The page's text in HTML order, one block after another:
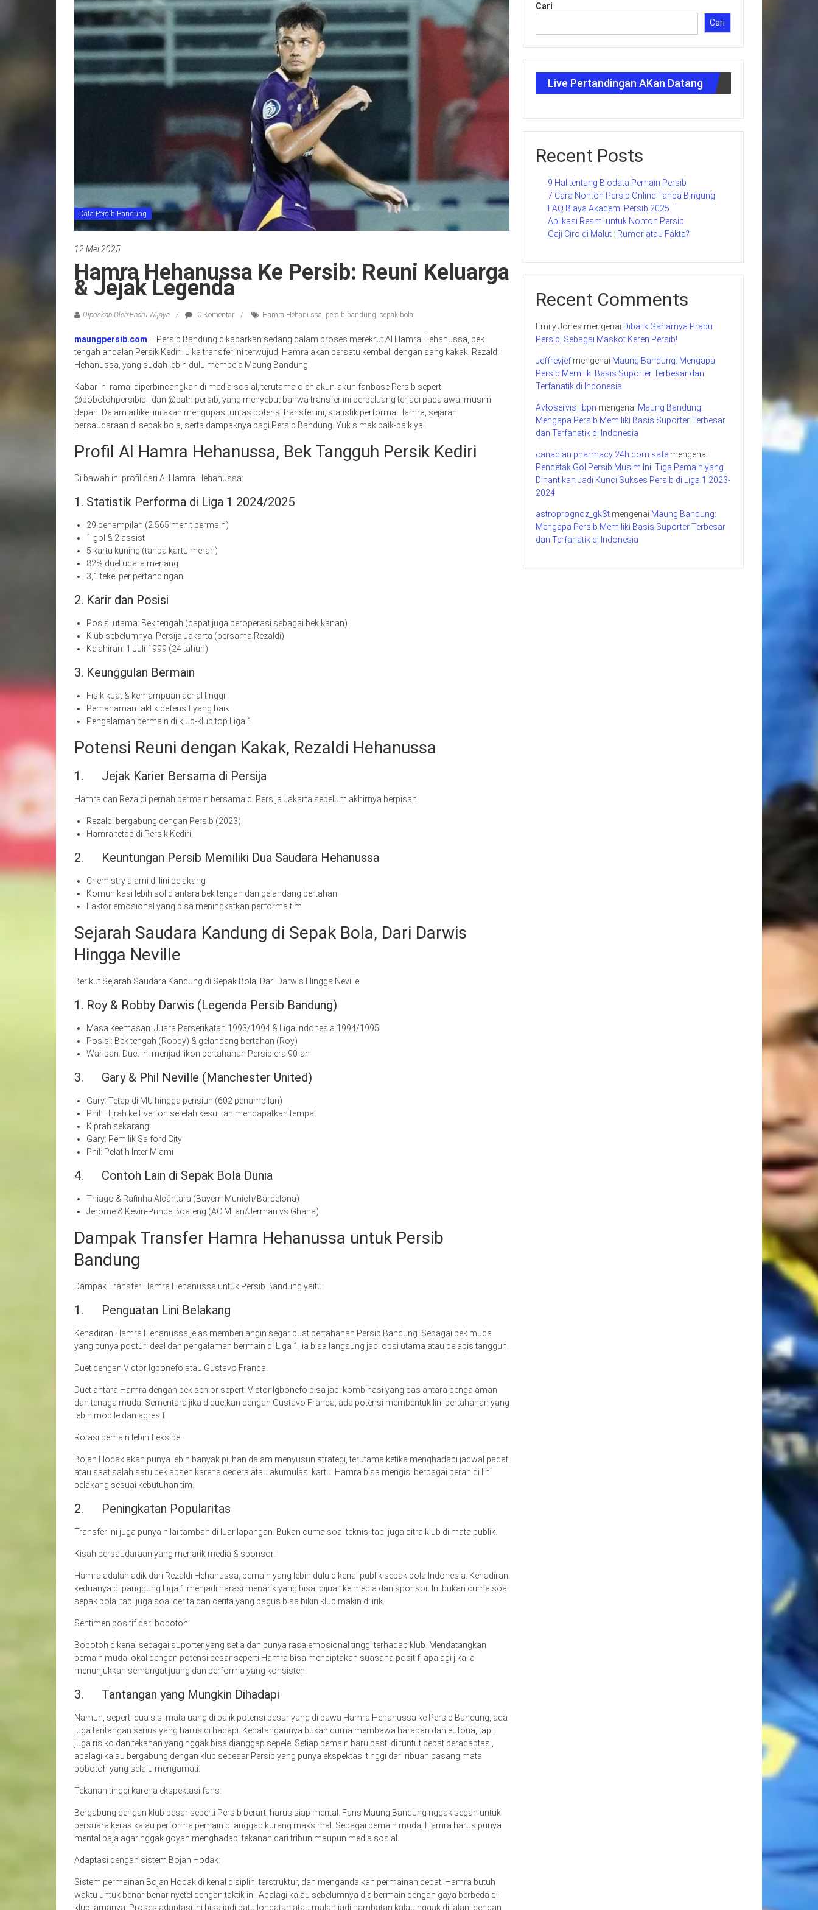
Data Persib Bandung
12 Mei 2025
Hamra Hehanussa Ke Persib: Reuni Keluarga
& Jejak Legenda
Diposkan Oleh:Endru Wijaya 0 Komentar Hamra Hehanussa, persib bandung, sepak bola
maungpersib.com – Persib Bandung dikabarkan sedang dalam proses merekrut Al Hamra Hehanussa, bek
tengah andalan Persik Kediri. Jika transfer ini terwujud, Hamra akan bersatu kembali dengan sang kakak, Rezaldi
Hehanussa, yang sudah lebih dulu membela Maung Bandung.
Kabar ini ramai diperbincangkan di media sosial, terutama oleh akun-akun fanbase Persib seperti
@bobotohpersibid_ dan @path.persib, yang menyebut bahwa transfer ini berpeluang terjadi pada awal musim
depan. Dalam artikel ini akan mengupas tuntas potensi transfer ini, statistik performa Hamra, sejarah
persaudaraan di sepak bola, serta dampaknya bagi Persib Bandung. Yuk simak baik-baik ya!
Profil Al Hamra Hehanussa, Bek Tangguh Persik Kediri
Di bawah ini profil dari Al Hamra Hehanussa:
1. Statistik Performa di Liga 1 2024/2025
29 penampilan (2.565 menit bermain)
1 gol & 2 assist
5 kartu kuning (tanpa kartu merah)
82% duel udara menang
3,1 tekel per pertandingan
2. Karir dan Posisi
Posisi utama: Bek tengah (dapat juga beroperasi sebagai bek kanan)
Klub sebelumnya: Persija Jakarta (bersama Rezaldi)
Kelahiran: 1 Juli 1999 (24 tahun)
3. Keunggulan Bermain
Fisik kuat & kemampuan aerial tinggi
Pemahaman taktik defensif yang baik
Pengalaman bermain di klub-klub top Liga 1
Potensi Reuni dengan Kakak, Rezaldi Hehanussa
1. Jejak Karier Bersama di Persija
Hamra dan Rezaldi pernah bermain bersama di Persija Jakarta sebelum akhirnya berpisah:
Rezaldi bergabung dengan Persib (2023)
Hamra tetap di Persik Kediri
2. Keuntungan Persib Memiliki Dua Saudara Hehanussa
Chemistry alami di lini belakang
Komunikasi lebih solid antara bek tengah dan gelandang bertahan
Faktor emosional yang bisa meningkatkan performa tim
Sejarah Saudara Kandung di Sepak Bola, Dari Darwis
Hingga Neville
Berikut Sejarah Saudara Kandung di Sepak Bola, Dari Darwis Hingga Neville:
1. Roy & Robby Darwis (Legenda Persib Bandung)
Masa keemasan: Juara Perserikatan 1993/1994 & Liga Indonesia 1994/1995
Posisi: Bek tengah (Robby) & gelandang bertahan (Roy)
Warisan: Duet ini menjadi ikon pertahanan Persib era 90-an
3. Gary & Phil Neville (Manchester United)
Gary: Tetap di MU hingga pensiun (602 penampilan)
Phil: Hijrah ke Everton setelah kesulitan mendapatkan tempat
Kiprah sekarang:
Gary: Pemilik Salford City
Phil: Pelatih Inter Miami
4. Contoh Lain di Sepak Bola Dunia
Thiago & Rafinha Alcântara (Bayern Munich/Barcelona)
Jerome & Kevin-Prince Boateng (AC Milan/Jerman vs Ghana)
Dampak Transfer Hamra Hehanussa untuk Persib
Bandung
Dampak Transfer Hamra Hehanussa untuk Persib Bandung yaitu:
1. Penguatan Lini Belakang
Kehadiran Hamra Hehanussa jelas memberi angin segar buat pertahanan Persib Bandung. Sebagai bek muda
yang punya postur ideal dan pengalaman bermain di Liga 1, ia bisa langsung jadi opsi utama atau pelapis tangguh.
Duet dengan Victor Igbonefo atau Gustavo Franca:
Duet antara Hamra dengan bek senior seperti Victor Igbonefo bisa jadi kombinasi yang pas antara pengalaman
dan tenaga muda. Sementara jika diduetkan dengan Gustavo Franca, ada potensi membentuk lini pertahanan yang
lebih mobile dan agresif.
Rotasi pemain lebih fleksibel:
Bojan Hodak akan punya lebih banyak pilihan dalam menyusun strategi, terutama ketika menghadapi jadwal padat
atau saat salah satu bek absen karena cedera atau akumulasi kartu. Hamra bisa mengisi berbagai peran di lini
belakang sesuai kebutuhan tim.
2. Peningkatan Popularitas
Transfer ini juga punya nilai tambah di luar lapangan. Bukan cuma soal teknis, tapi juga citra klub di mata publik.
Kisah persaudaraan yang menarik media & sponsor:
Hamra adalah adik dari Rezaldi Hehanussa, pemain yang lebih dulu dikenal publik sepak bola Indonesia. Kehadiran
keduanya di panggung Liga 1 menjadi narasi menarik yang bisa ‘dijual’ ke media dan sponsor. Ini bukan cuma soal
sepak bola, tapi juga soal cerita dan cerita yang bagus bisa bikin klub makin dilirik.
Sentimen positif dari bobotoh:
Bobotoh dikenal sebagai suporter yang setia dan punya rasa emosional tinggi terhadap klub. Mendatangkan
pemain muda lokal dengan potensi besar seperti Hamra bisa menciptakan suasana positif, apalagi jika ia
menunjukkan semangat juang dan performa yang konsisten.
3. Tantangan yang Mungkin Dihadapi
Namun, seperti dua sisi mata uang di balik potensi besar yang di bawa Hamra Hehanussa ke Persib Bandung, ada
juga tantangan serius yang harus di hadapi. Kedatangannya bukan cuma membawa harapan dan euforia, tapi
juga risiko dan tekanan yang nggak bisa dianggap sepele. Setiap pemain baru pasti di tuntut cepat beradaptasi,
apalagi kalau bergabung dengan klub sebesar Persib yang punya ekspektasi tinggi dari ribuan pasang mata
bobotoh yang selalu mengamati.
Tekanan tinggi karena ekspektasi fans:
Bergabung dengan klub besar seperti Persib berarti harus siap mental. Fans Maung Bandung nggak segan untuk
bersuara keras kalau performa pemain di anggap kurang maksimal. Sebagai pemain muda, Hamra harus punya
mental baja agar nggak goyah menghadapi tekanan dari tribun maupun media sosial.
Adaptasi dengan sistem Bojan Hodak:
Sistem permainan Bojan Hodak di kenal disiplin, terstruktur, dan mengandalkan permainan cepat. Hamra butuh
waktu untuk benar-benar nyetel dengan taktik ini. Apalagi kalau sebelumnya dia bermain dengan gaya berbeda di
klub lamanya. Proses adaptasi ini bisa jadi batu loncatan atau malah jadi hambatan kalau nggak di jalani dengan
Cari
Cari
Live Pertandingan AKan Datang
Recent Posts
9 Hal tentang Biodata Pemain Persib
7 Cara Nonton Persib Online Tanpa Bingung
FAQ Biaya Akademi Persib 2025
Aplikasi Resmi untuk Nonton Persib
Gaji Ciro di Malut : Rumor atau Fakta?
Recent Comments
Emily Jones mengenai Dibalik Gaharnya Prabu
Persib, Sebagai Maskot Keren Persib!
Jeffreyjef mengenai Maung Bandung: Mengapa
Persib Memiliki Basis Suporter Terbesar dan
Terfanatik di Indonesia
Avtoservis_lbpn mengenai Maung Bandung:
Mengapa Persib Memiliki Basis Suporter Terbesar
dan Terfanatik di Indonesia
canadian pharmacy 24h com safe mengenai
Pencetak Gol Persib Musim Ini: Tiga Pemain yang
Dinantikan Jadi Kunci Sukses Persib di Liga 1 2023-
2024
astroprognoz_gkSt mengenai Maung Bandung:
Mengapa Persib Memiliki Basis Suporter Terbesar
dan Terfanatik di Indonesia